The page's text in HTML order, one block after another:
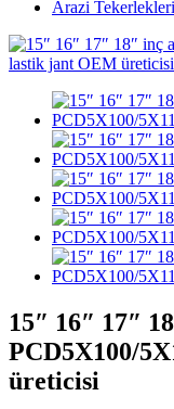
Arazi Tekerlekleri
15″ 16″ 17″
PCD5X100/
üreticisi